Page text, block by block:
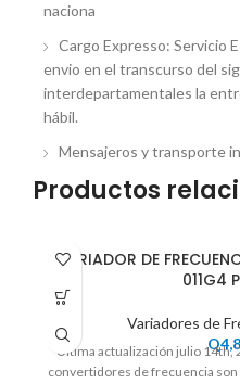
naciona
Cargo Expresso: Servicio
envio en el transcurso del
interdepartamentales la
hábil.
Mensajeros y transporte
Productos
VARIADOR DE
011G4
Variadores de
Q
Ultima actualización julio 14th,
convertidores de frecuencia